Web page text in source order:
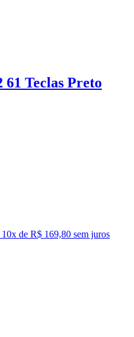
61 Teclas Preto
10x de R$ 169,80 sem juros